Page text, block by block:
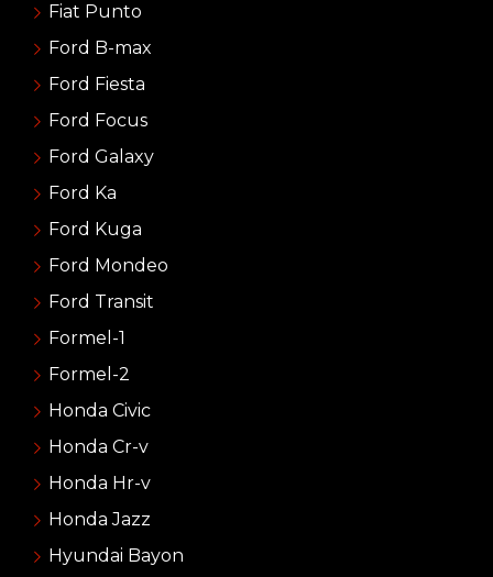
Fiat Punto
Ford B-max
Ford Fiesta
Ford Focus
Ford Galaxy
Ford Ka
Ford Kuga
Ford Mondeo
Ford Transit
Formel-1
Formel-2
Honda Civic
Honda Cr-v
Honda Hr-v
Honda Jazz
Hyundai Bayon